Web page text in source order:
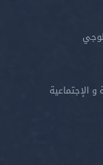
و الإجتماعية